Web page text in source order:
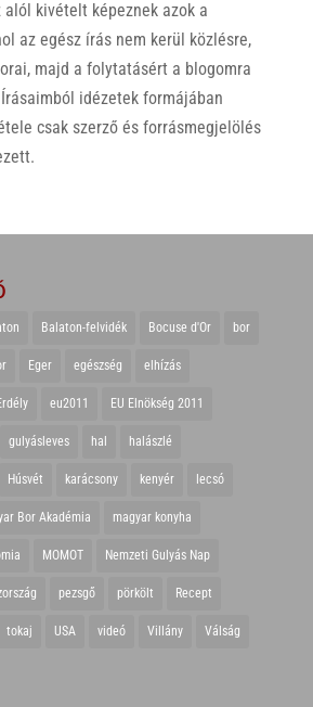
alól kivételt képeznek azok a
az egész írás nem kerül közlésre,
majd a folytatásért a blogomra
idézetek formájában
csak szerző és forrásmegjelölés
Balaton-felvidék Bocuse d'Or bor
Eger egészség elhízás
eu2011 EU Elnökség 2011
gulyásleves hal halászlé
Húsvét karácsony kenyér lecsó
Bor Akadémia magyar konyha
MOMOT Nemzeti Gulyás Nap
pezsgő pörkölt Recept
tokaj USA videó Villány Válság